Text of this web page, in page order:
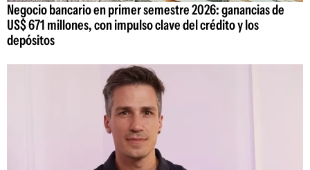
Negocio bancario en primer semestre 2026: ganancias de
US$ 671 millones, con impulso clave del crédito y los
depósitos